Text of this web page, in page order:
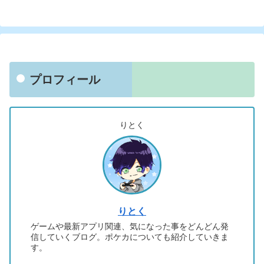
プロフィール
りとく
りとく
ゲームや最新アプリ関連、気になった事をどんどん発
信していくブログ。ポケカについても紹介していきま
す。